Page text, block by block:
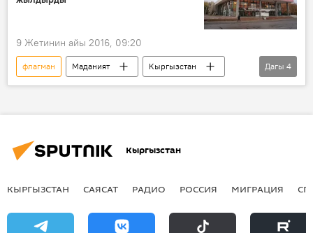
9 Жетинин айы 2016, 09:20
флагман Маданият
Кыргызстан
Коом
Жаңылыктар
театр
Дагы 4
Кыргызстан
КЫРГЫЗСТАН САЯСАТ РАДИО РОССИЯ МИГРАЦИЯ